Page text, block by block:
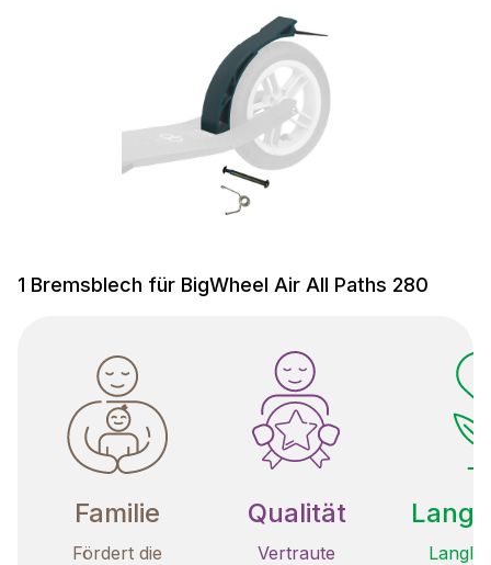
1 Bremsblech für BigWheel Air All Paths 280
Familie
Fördert die
Qualität
Vertraute